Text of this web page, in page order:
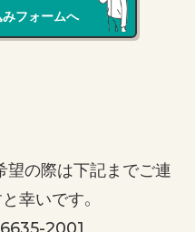
フォームへ
の際は下記までご連
幸いです。
6635-2001